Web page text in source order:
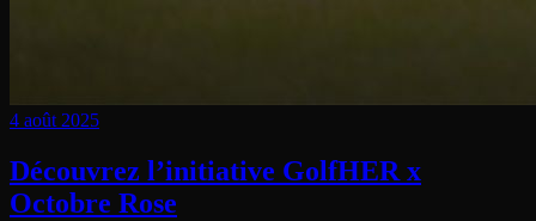
4 août 2025
Découvrez l’initiative GolfHER x
Octobre Rose